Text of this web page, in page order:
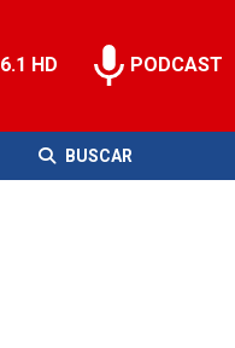
6.1 HD PODCAST
BUSCAR